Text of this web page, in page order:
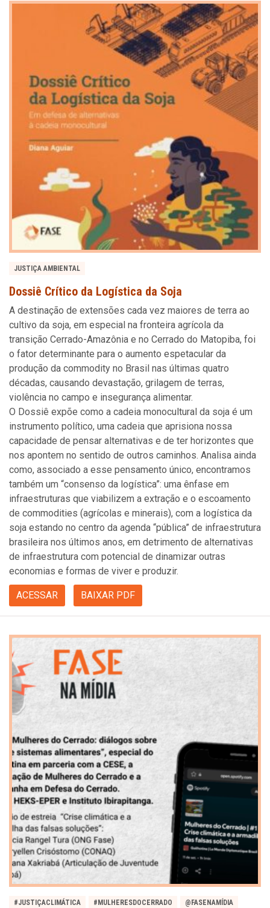
JUSTIÇA AMBIENTAL
Dossiê Crítico da Logística da Soja
A destinação de extensões cada vez maiores de terra ao
cultivo da soja, em especial na fronteira agrícola da
transição Cerrado-Amazônia e no Cerrado do Matopiba, foi
o fator determinante para o aumento espetacular da
produção da commodity no Brasil nas últimas quatro
décadas, causando devastação, grilagem de terras,
violência no campo e insegurança alimentar.
O Dossiê expõe como a cadeia monocultural da soja é um
instrumento político, uma cadeia que aprisiona nossa
capacidade de pensar alternativas e de ter horizontes que
nos apontem no sentido de outros caminhos. Analisa ainda
como, associado a esse pensamento único, encontramos
também um “consenso da logística”: uma ênfase em
infraestruturas que viabilizem a extração e o escoamento
de commodities (agrícolas e minerais), com a logística da
soja estando no centro da agenda “pública” de infraestrutura
brasileira nos últimos anos, em detrimento de alternativas
de infraestrutura com potencial de dinamizar outras
economias e formas de viver e produzir.
ACESSAR BAIXAR PDF
#JUSTIÇACLIMÁTICA #MULHERESDOCERRADO @FASENAMÍDIA